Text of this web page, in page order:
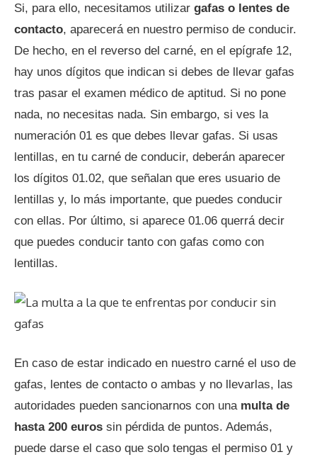
e
c
o
d
Si, para ello, necesitamos utilizar gafas o lentes de
contacto, aparecerá en nuestro permiso de conducir.
De hecho, en el reverso del carné, en el epígrafe 12,
hay unos dígitos que indican si debes de llevar gafas
tras pasar el examen médico de aptitud. Si no pone
nada, no necesitas nada. Sin embargo, si ves la
numeración 01 es que debes llevar gafas. Si usas
lentillas, en tu carné de conducir, deberán aparecer
los dígitos 01.02, que señalan que eres usuario de
lentillas y, lo más importante, que puedes conducir
con ellas. Por último, si aparece 01.06 querrá decir
que puedes conducir tanto con gafas como con
lentillas.
En caso de estar indicado en nuestro carné el uso de
gafas, lentes de contacto o ambas y no llevarlas, las
autoridades pueden sancionarnos con una multa de
hasta 200 euros sin pérdida de puntos. Además,
puede darse el caso que solo tengas el permiso 01 y